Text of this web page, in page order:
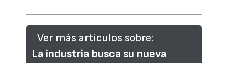
Ver más artículos sobre:
La industria busca su nueva